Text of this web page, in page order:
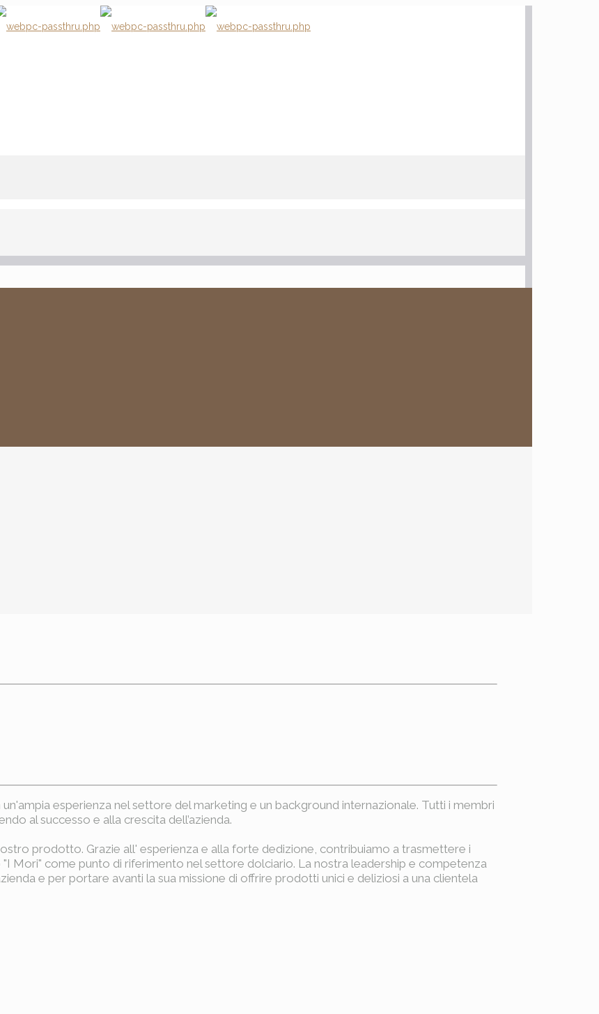
esperienza nel settore del marketing e un background internazionale. Tutti i membri
al successo e alla crescita dell’azienda.
prodotto. Grazie all' esperienza e alla forte dedizione, contribuiamo a trasmettere i
Mori" come punto di riferimento nel settore dolciario. La nostra leadership e competenza
e per portare avanti la sua missione di offrire prodotti unici e deliziosi a una clientela